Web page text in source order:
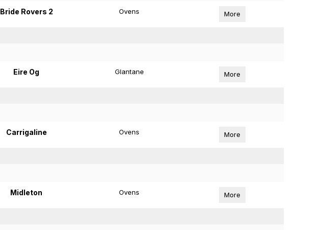
Bride Rovers 2 Ovens More
Eire Og Glantane More
Carrigaline Ovens More
Midleton Ovens More